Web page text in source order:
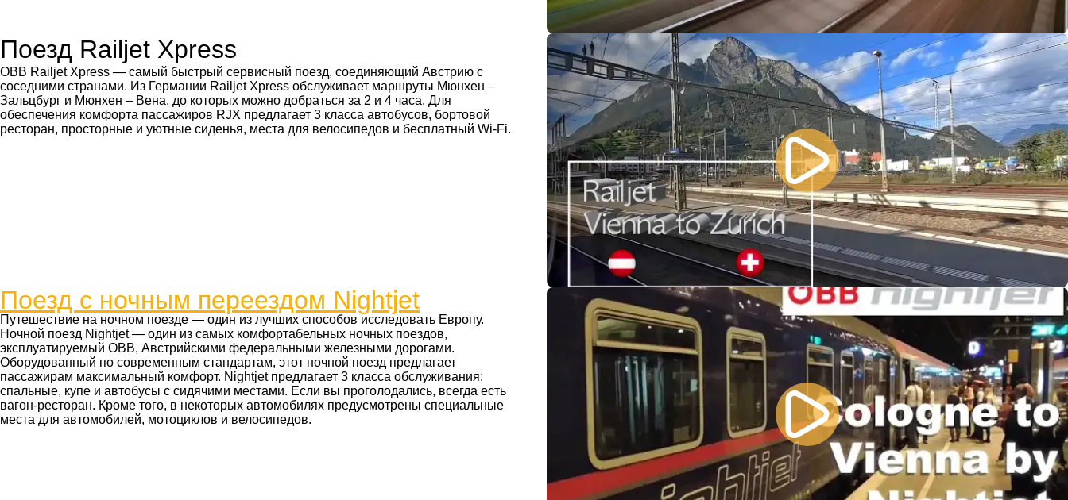
Поезд Railjet Xpress
OBB Railjet Xpress — самый быстрый сервисный поезд, соединяющий Австрию с
соседними странами. Из Германии Railjet Xpress обслуживает маршруты Мюнхен –
Зальцбург и Мюнхен – Вена, до которых можно добраться за 2 и 4 часа. Для
обеспечения комфорта пассажиров RJX предлагает 3 класса автобусов, бортовой
ресторан, просторные и уютные сиденья, места для велосипедов и бесплатный Wi-Fi.
Поезд с ночным переездом Nightjet
Путешествие на ночном поезде — один из лучших способов исследовать Европу.
Ночной поезд Nightjet — один из самых комфортабельных ночных поездов,
эксплуатируемый OBB, Австрийскими федеральными железными дорогами.
Оборудованный по современным стандартам, этот ночной поезд предлагает
пассажирам максимальный комфорт. Nightjet предлагает 3 класса обслуживания:
спальные, купе и автобусы с сидячими местами. Если вы проголодались, всегда есть
вагон-ресторан. Кроме того, в некоторых автомобилях предусмотрены специальные
места для автомобилей, мотоциклов и велосипедов.